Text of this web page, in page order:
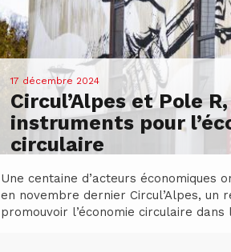
17 décembre 2024
Circul’Alpes et Pole
instruments pour
circulaire
Une centaine d’acteurs économiques
en novembre dernier Circul’Alpes, un
promouvoir l’économie circulaire dans